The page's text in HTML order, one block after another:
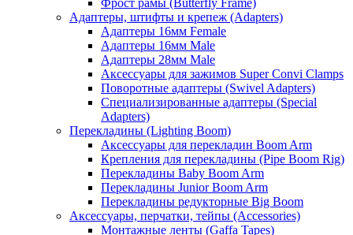
Фрост рамы (Butterfly Frame)
Адаптеры, штифты и крепеж (Adapters)
Адаптеры 16мм Female
Адаптеры 16мм Male
Адаптеры 28мм Male
Аксессуары для зажимов Super Convi Clamps
Поворотные адаптеры (Swivel Adapters)
Специализированные адаптеры (Special
Adapters)
Перекладины (Lighting Boom)
Аксессуары для перекладин Boom Arm
Крепления для перекладины (Pipe Boom Rig)
Перекладины Baby Boom Arm
Перекладины Junior Boom Arm
Перекладины редукторные Big Boom
Аксессуары, перчатки, тейпы (Accessories)
Монтажные ленты (Gaffa Tapes)